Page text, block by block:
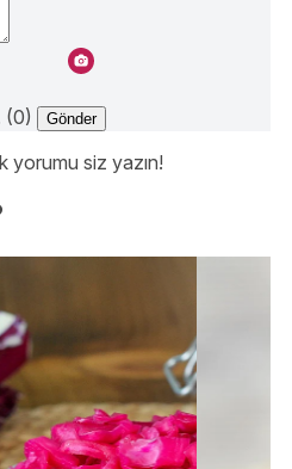
(0) Gönder
yorumu siz yazın!